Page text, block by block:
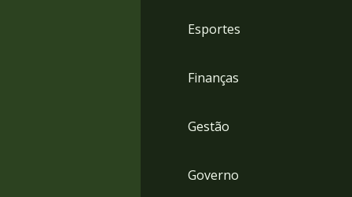
Esportes
Finanças
Gestão
Governo